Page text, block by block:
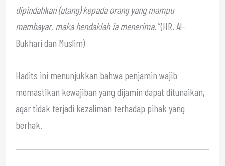
dipindahkan (utang) kepada orang yang mampu
membayar, maka hendaklah ia menerima.”(HR. Al-
Bukhari dan Muslim)
Hadits ini menunjukkan bahwa penjamin wajib
memastikan kewajiban yang dijamin dapat ditunaikan,
agar tidak terjadi kezaliman terhadap pihak yang
berhak.